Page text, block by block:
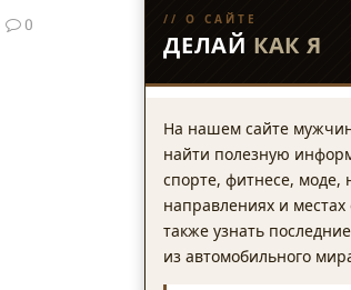
0 // О САЙТЕ
ДЕЛАЙ КАК Я
На нашем сайте
найти полезную
спорте, фитнесе, моде,
направлениях и местах
также узнать
из автомобильного